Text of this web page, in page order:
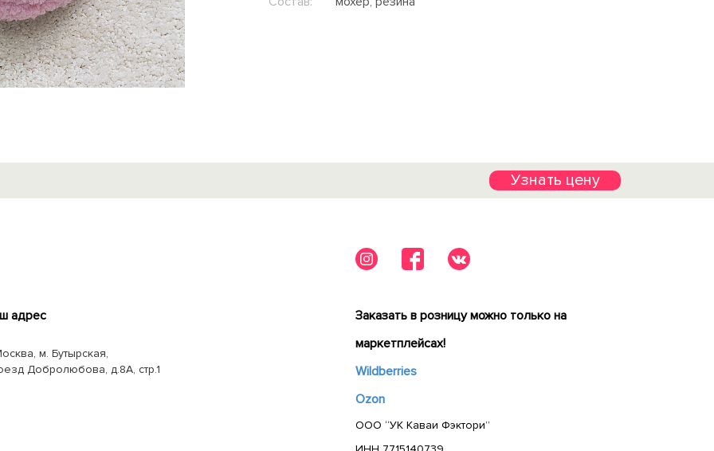
Узнать цену
адрес
м. Бутырская,
Добролюбова, д.8А, стр.1
Заказать в розницу можно только на
маркетплейсах!
Wildberries
Ozon
ООО “УК Каваи Фэктори”